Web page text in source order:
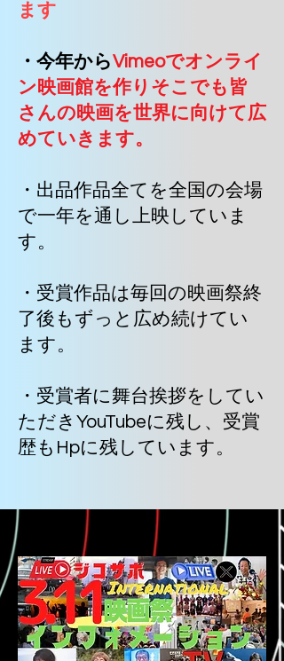
ます
・​今年からVimeoでオンライ
ン映画館を作りそこでも皆
さんの映画を世界に向けて広
めていきます。
・出品作品全てを全国の会場
で一年を通し上映していま
す。
・受賞作品は毎回の映画祭終
了後もずっと広め続けてい
ます。
・受賞者に舞台挨拶をしてい
ただきYouTubeに残し、受賞
歴もHpに残しています。